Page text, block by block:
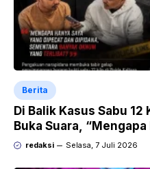
Berita
Di Balik Kasus Sabu
Buka Suara,
Dipecat dan Dipidana?
redaksi Selasa, 7 Juli 2026